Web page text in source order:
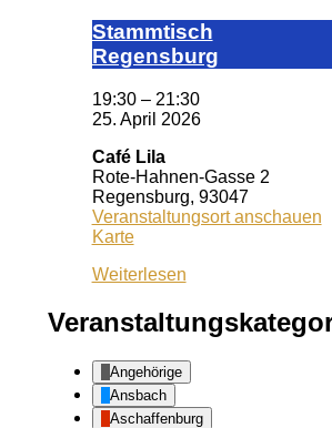
Stamm­tisch
Reg­ens­burg
19:30 – 21:30
25. April 2026
Café Lila
Rote-Hahnen-Gasse 2
Regensburg, 93047
Veranstaltungsort anschauen
KarteCafé
Weiterlesen
Angehörige
Ansbach
Aschaffenburg